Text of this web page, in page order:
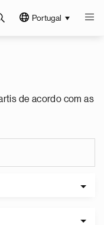
Portugal
de acordo com as